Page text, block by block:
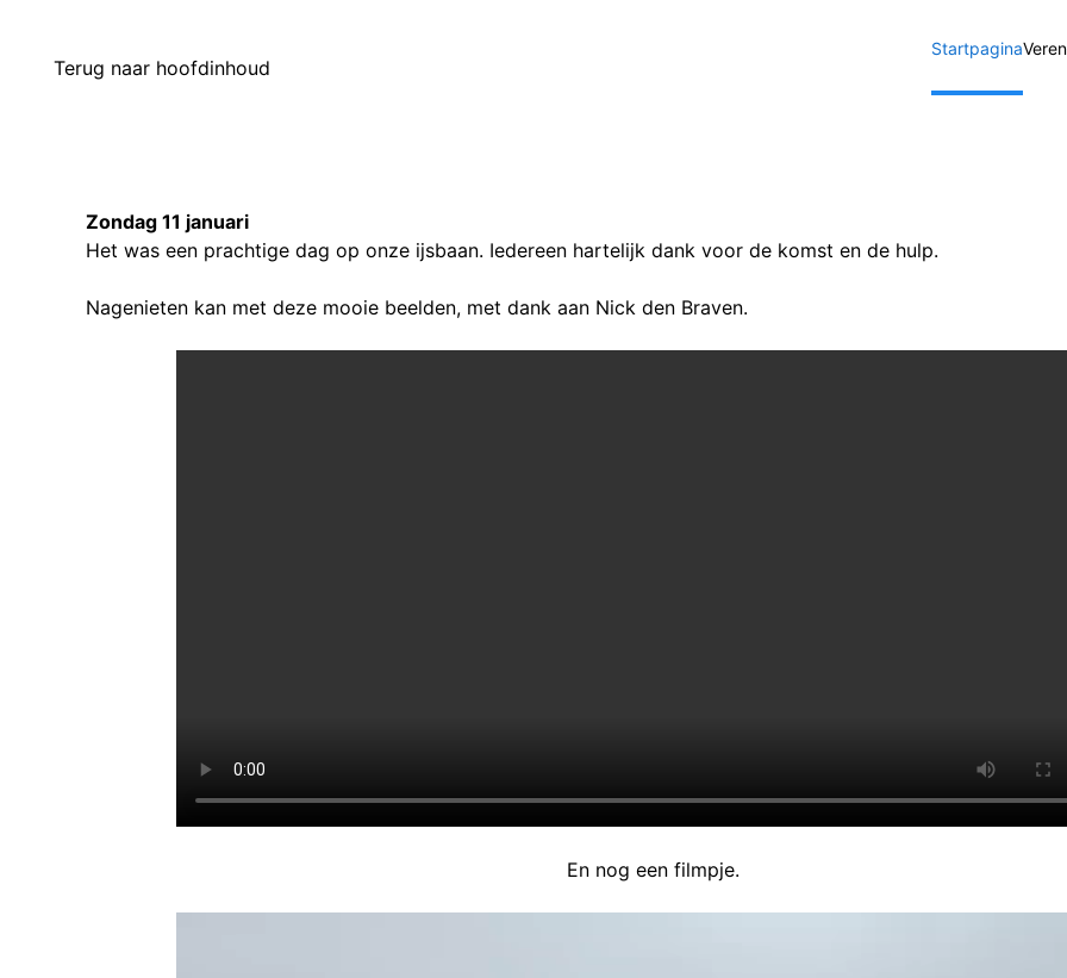
Terug naar hoofdinhoud
Startpagina
Zondag 11 januari
Het was een prachtige dag op onze ijsbaan. Iedereen hartelijk dank voor de komst en de hulp.
Nagenieten kan met deze mooie beelden, met dank aan Nick den Braven.
En nog een filmpje.